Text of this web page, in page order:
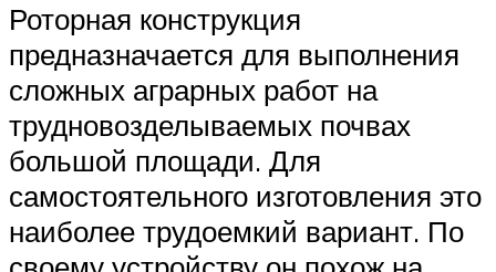
Роторная конструкция
предназначается для выполнения
сложных аграрных работ на
трудновозделываемых почвах
большой площади. Для
самостоятельного изготовления это
наиболее трудоемкий вариант. По